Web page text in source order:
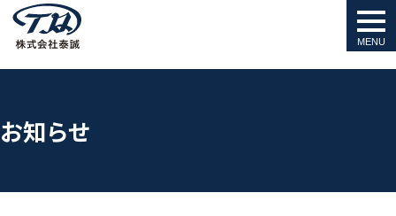
お知らせ